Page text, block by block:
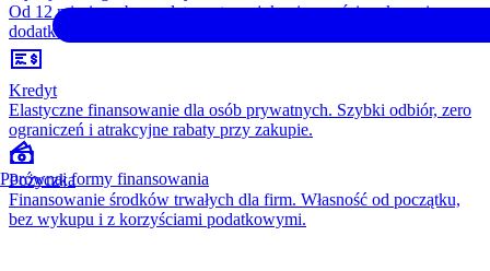
Od 12 miesięcy, bez opłaty wstępnej, konieczności wykupu i
dodatkowych kosztów. Wszystko w cenie raty.
Kredyt
Elastyczne finansowanie dla osób prywatnych. Szybki odbiór, zero
ograniczeń i atrakcyjne rabaty przy zakupie.
Pożyczka
Finansowanie środków trwałych dla firm. Własność od początku,
bez wykupu i z korzyściami podatkowymi.
Porównaj formy finansowania